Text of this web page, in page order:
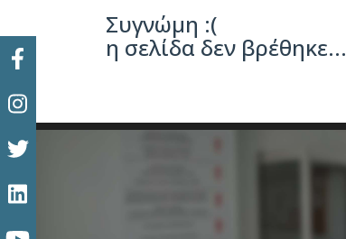
Συγνώμη :(
η σελίδα δεν βρέθηκε...